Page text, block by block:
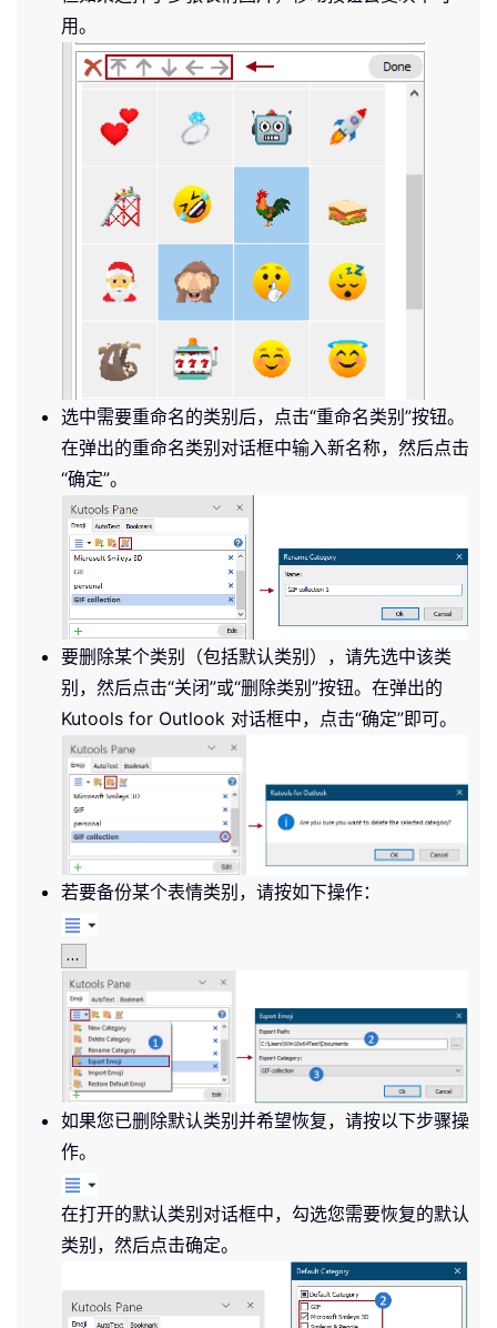
用。
选中需要重命名的类别后，点击“重命名类别”按钮。
在弹出的重命名类别对话框中输入新名称，然后点击
“确定”。
要删除某个类别（包括默认类别），请先选中该类
别，然后点击“关闭”或“删除类别”按钮。在弹出的
Kutools for Outlook 对话框中，点击“确定”即可。
若要备份某个表情类别，请按如下操作：
如果您已删除默认类别并希望恢复，请按以下步骤操
作。
在打开的默认类别对话框中，勾选您需要恢复的默认
类别，然后点击确定。